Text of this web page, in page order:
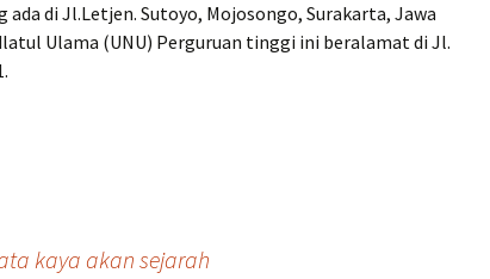
ada di Jl.Letjen. Sutoyo, Mojosongo, Surakarta, Jawa
Ulama (UNU) Perguruan tinggi ini beralamat di Jl.
kaya akan sejarah